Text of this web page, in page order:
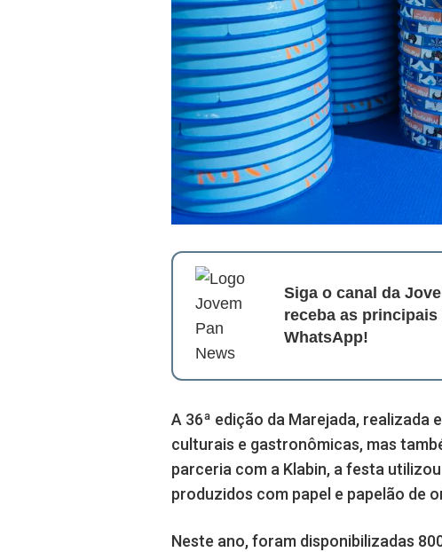
Siga o canal da
receba as
WhatsApp!
A 36ª edição da Marejada, realizada
culturais e gastronômicas, mas
parceria com a Klabin, a festa
produzidos com papel e papelão de
Neste ano, foram disponibilizadas